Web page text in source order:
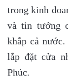
trong kinh
và tin tưởng
khắp cả
lắp đặt cửa
Phúc.